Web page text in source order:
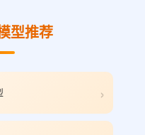
型推荐
›